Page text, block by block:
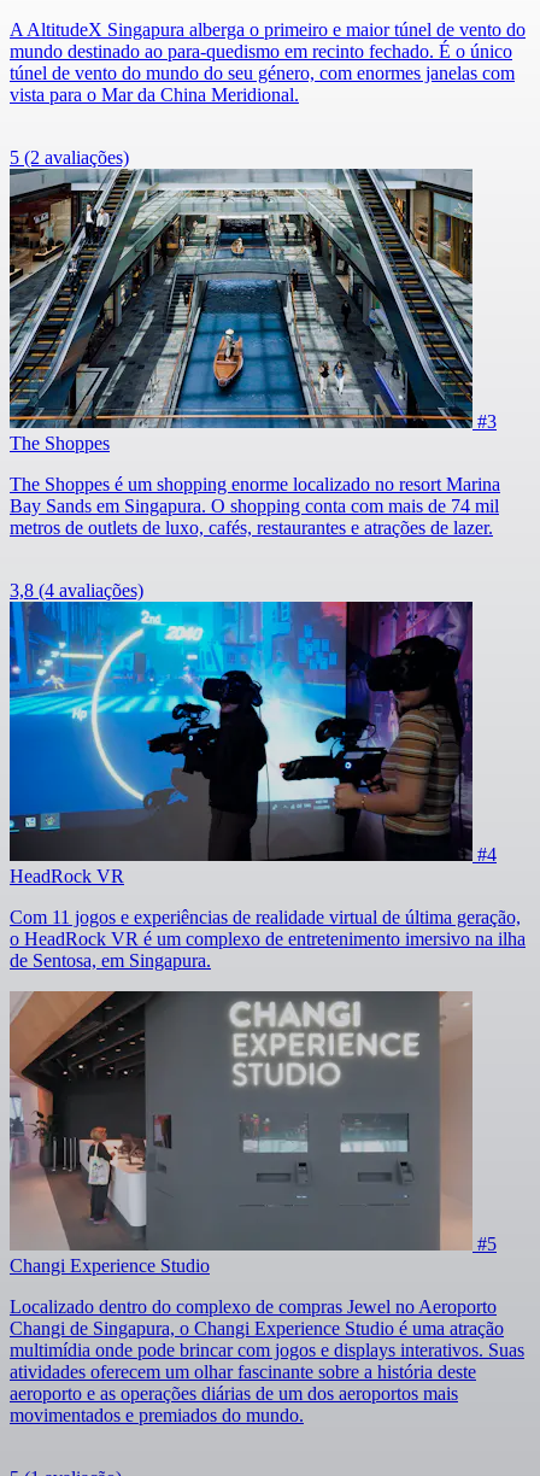
A AltitudeX Singapura alberga o primeiro e maior túnel de vento do
mundo destinado ao para-quedismo em recinto fechado. É o único
túnel de vento do mundo do seu género, com enormes janelas com
vista para o Mar da China Meridional.
5 (2 avaliações)
#3
The Shoppes
The Shoppes é um shopping enorme localizado no resort Marina
Bay Sands em Singapura. O shopping conta com mais de 74 mil
metros de outlets de luxo, cafés, restaurantes e atrações de lazer.
3,8 (4 avaliações)
#4
HeadRock VR
Com 11 jogos e experiências de realidade virtual de última geração,
o HeadRock VR é um complexo de entretenimento imersivo na ilha
de Sentosa, em Singapura.
#5
Changi Experience Studio
Localizado dentro do complexo de compras Jewel no Aeroporto
Changi de Singapura, o Changi Experience Studio é uma atração
multimídia onde pode brincar com jogos e displays interativos. Suas
atividades oferecem um olhar fascinante sobre a história deste
aeroporto e as operações diárias de um dos aeroportos mais
movimentados e premiados do mundo.